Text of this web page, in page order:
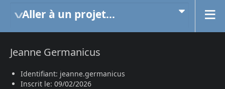
Aller à un projet...
Jeanne Germanicus
Identifiant: jeanne.germanicus
Inscrit le: 09/02/2026